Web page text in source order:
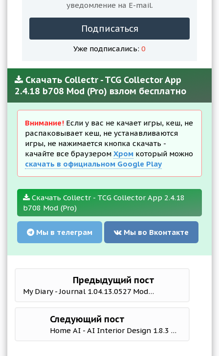
уведомление на E-mail.
Подписаться
Уже подписались: 0
Скачать Collectr - TCG Collector App
2.4.18 b708 Mod (Pro) взлом бесплатно
Внимание! Если у вас не качает игры, кеш, не
распаковывает кеш, не устанавливаются
игры, не нажимается кнопка скачать -
качайте все браузером Хром который можно
скачать в официальном Google Play
Скачать Collectr - TCG Collector App 2.4.18
b708 Mod (Pro)
Мы в телеграм Мы во Вконтакте
Предыдущий пост
My Diary - Journal 1.04.13.0527 Mod (Pro)
Следующий пост
Home AI - AI Interior Design 1.8.3 Mod (Premium)